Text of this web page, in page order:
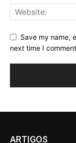
Save my name,
next time I
ARTIGOS